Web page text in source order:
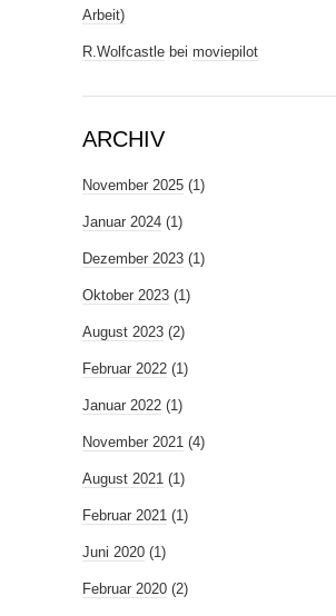
Arbeit)
R.Wolfcastle bei moviepilot
ARCHIV
November 2025 (1)
Januar 2024 (1)
Dezember 2023 (1)
Oktober 2023 (1)
August 2023 (2)
Februar 2022 (1)
Januar 2022 (1)
November 2021 (4)
August 2021 (1)
Februar 2021 (1)
Juni 2020 (1)
Februar 2020 (2)